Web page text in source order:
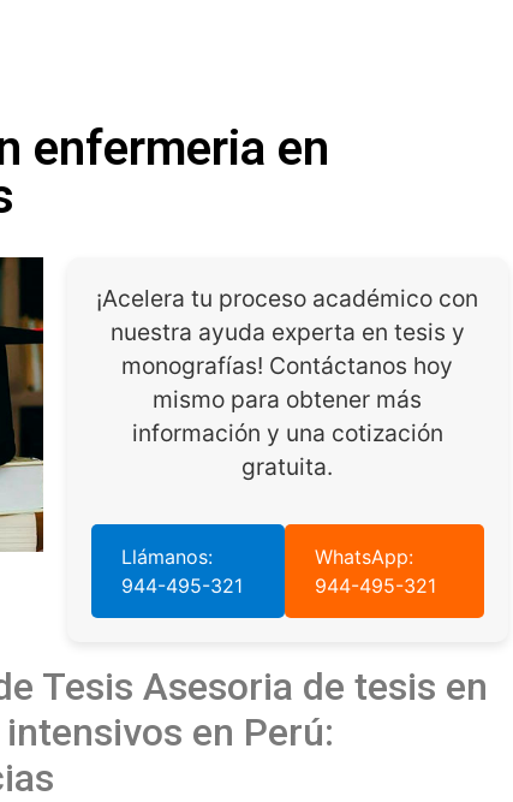
enfermeria en
¡Acelera tu proceso académico con
nuestra ayuda experta en tesis y
monografías! Contáctanos hoy
mismo para obtener más
información y una cotización
gratuita.
Llámanos:
944-495-321
WhatsApp:
944-495-321
Tesis Asesoria de tesis en
en Perú: